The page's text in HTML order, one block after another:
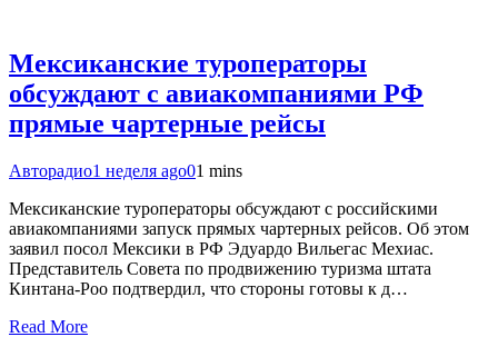
Мексиканские туроператоры
обсуждают с авиакомпаниями РФ
прямые чартерные рейсы
Авторадио1 неделя ago01 mins
Мексиканские туроператоры обсуждают с российскими
авиакомпаниями запуск прямых чартерных рейсов. Об этом
заявил посол Мексики в РФ Эдуардо Вильегас Мехиас.
Представитель Совета по продвижению туризма штата
Кинтана-Роо подтвердил, что стороны готовы к д…
Read More